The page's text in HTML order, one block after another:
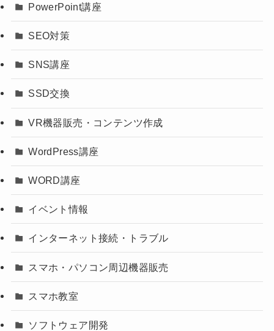
PowerPoint講座
SEO対策
SNS講座
SSD交換
VR機器販売・コンテンツ作成
WordPress講座
WORD講座
イベント情報
インターネット接続・トラブル
スマホ・パソコン周辺機器販売
スマホ教室
ソフトウェア開発